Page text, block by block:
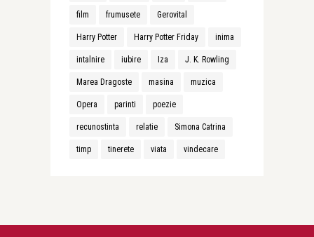
film frumusete Gerovital
Harry Potter Harry Potter Friday inima
intalnire iubire Iza J. K. Rowling
Marea Dragoste masina muzica
Opera parinti poezie
recunostinta relatie Simona Catrina
timp tinerete viata vindecare